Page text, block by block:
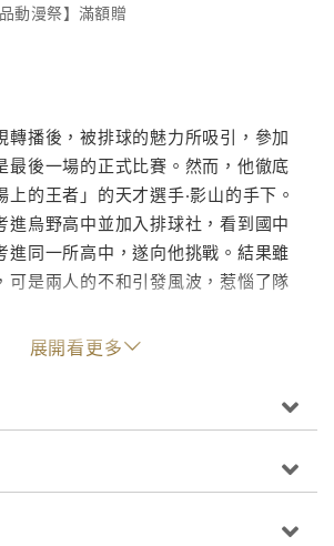
動漫祭】滿額贈
轉播後，被排球的魅力所吸引，參加
最後一場的正式比賽。然而，他徹底
的王者」的天才選手‧影山的手下。
進烏野高中並加入排球社，看到國中
進同一所高中，遂向他挑戰。結果雖
可是兩人的不和引發風波，惹惱了隊
展開看更多